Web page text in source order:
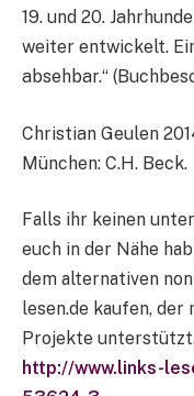
19. und 20.
weiter entwickelt.
absehbar.“
Christian Geulen
München: C.H. Beck.
Falls ihr keinen
euch in der Nähe
dem alternativen
lesen.de kaufen,
Projekte
http://www.links-